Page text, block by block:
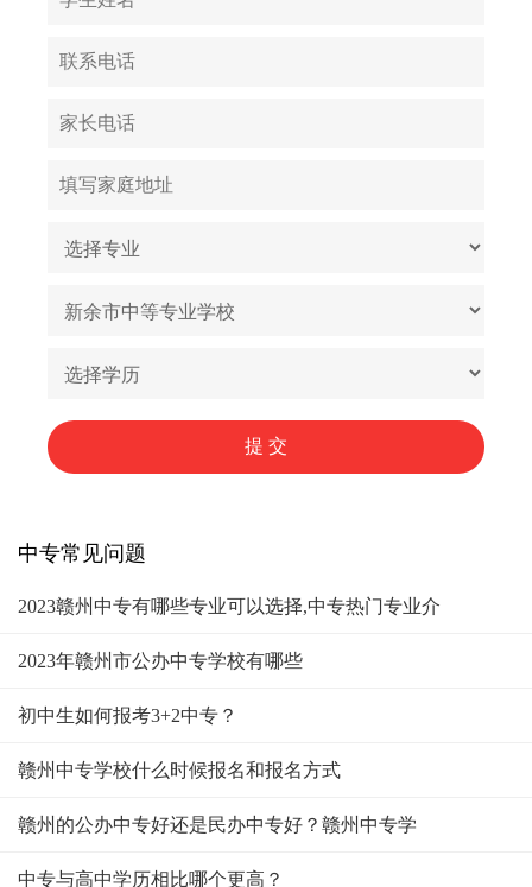
中专常见问题
2023赣州中专有哪些专业可以选择,中专热门专业介
2023年赣州市公办中专学校有哪些
初中生如何报考3+2中专？
赣州中专学校什么时候报名和报名方式
赣州的公办中专好还是民办中专好？赣州中专学
中专与高中学历相比哪个更高？